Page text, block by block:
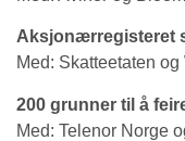
Aksjonærregisteret
Med: Skatteetaten
200 grunner til å
Med: Telenor Norge